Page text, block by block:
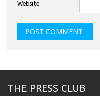
Website
THE PRESS CLUB